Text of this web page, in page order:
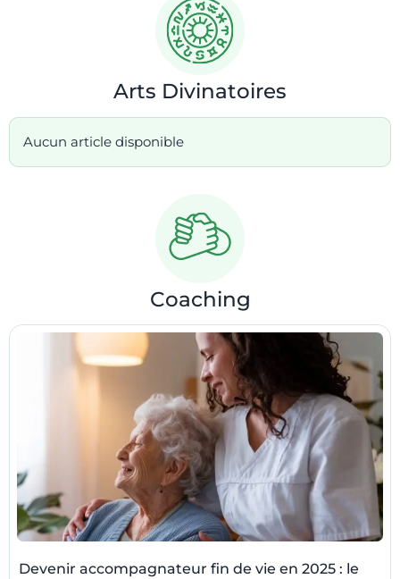
Arts Divinatoires
Aucun article disponible
Coaching
Devenir accompagnateur fin de vie en 2025 : le